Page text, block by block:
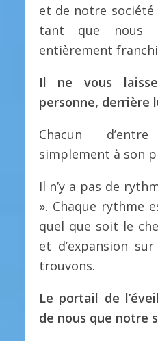
et de notre
tant que nous
entièrement
Il ne vous
personne, derrière
Chacun
simplement à son
Il n’y a pas de
». Chaque rythme
quel que soit le
et d’expansion
trouvons.
Le portail de
de nous que notre